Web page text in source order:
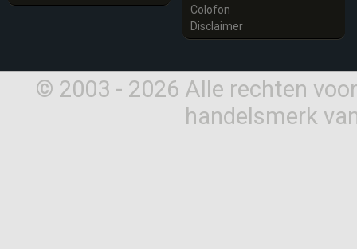
Colofon
Disclaimer
© 2003 - 2026 Alle rechten
handelsmerk